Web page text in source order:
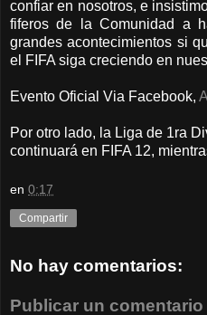
confiar en nosotros, e
fiferos de la Comunidad a
grandes acontecimientos si
el FIFA siga creciendo en
Evento Oficial Via Facebook,
Por otro lado, la Liga de 1ra
continuará en FIFA 12,
en 0:17
Compartir
No hay comentarios:
Publicar un comentario